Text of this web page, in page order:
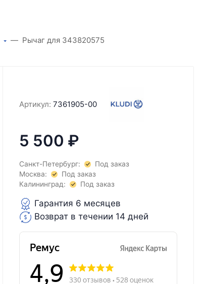
Рычаг для 343820575
Артикул: 7361905-00
5 500 ₽
Санкт-Петербург:
Под заказ
Москва:
Под заказ
Калининград:
Под заказ
Гарантия 6 месяцев
Возврат в течении 14 дней